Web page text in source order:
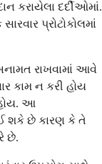
કરાયેલા દર્દીઓમાં.
પ્રોટોકોલમાં
રાખવામાં આવે
કામ ન કરી હોય
આ
શકે છે કારણ કે તે
છે.